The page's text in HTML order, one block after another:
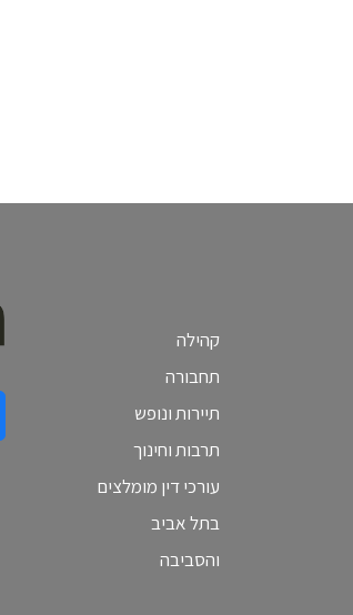
קהילה
תחבורה
תיירות ונופש
תרבות וחינוך
עורכי דין מומלצים
בתל אביב
והסביבה